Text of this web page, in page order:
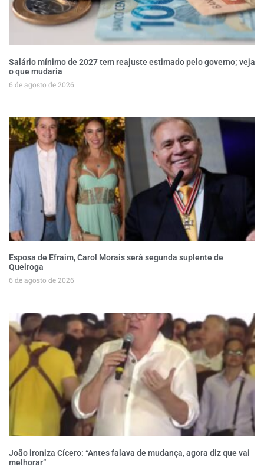
Salário mínimo de 2027 tem reajuste estimado pelo governo; veja
o que mudaria
6 de agosto de 2026
Esposa de Efraim, Carol Morais será segunda suplente de
Queiroga
6 de agosto de 2026
João ironiza Cícero: “Antes falava de mudança, agora diz que vai
melhorar”